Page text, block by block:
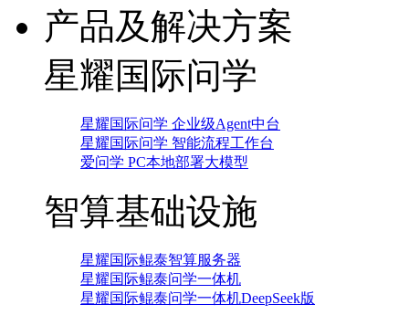
产品及解决方案
星耀国际问学
星耀国际问学 企业级Agent中台
星耀国际问学 智能流程工作台
爱问学 PC本地部署大模型
智算基础设施
星耀国际鲲泰智算服务器
星耀国际鲲泰问学一体机
星耀国际鲲泰问学一体机DeepSeek版